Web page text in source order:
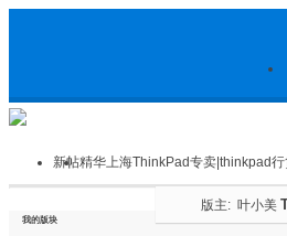
上
海ThinkPad专卖|thinkpad行货笔
新帖精华上海ThinkPad专卖|thinkpad
我的版块
版主: 叶小美